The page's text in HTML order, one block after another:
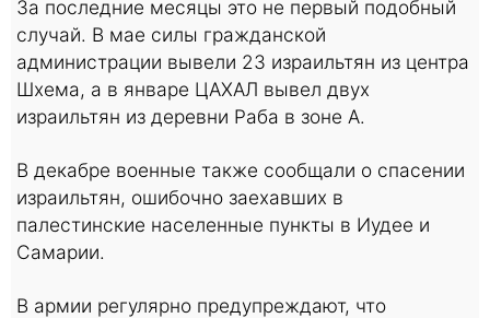
За последние месяцы это не первый подобный
случай. В мае силы гражданской
администрации вывели 23 израильтян из центра
Шхема, а в январе ЦАХАЛ вывел двух
израильтян из деревни Раба в зоне A.
В декабре военные также сообщали о спасении
израильтян, ошибочно заехавших в
палестинские населенные пункты в Иудее и
Самарии.
В армии регулярно предупреждают, что